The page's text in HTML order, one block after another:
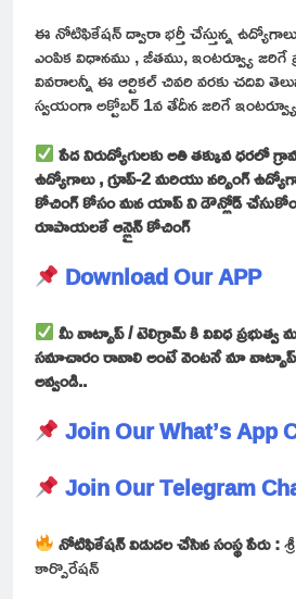
ఈ నోటిఫికేషన్ ద్వారా భర్తీ చేస్తున్న
ఎంపిక విధానము , జీతము, ఇంటర్వ్యూ జరిగే
వివరాలన్నీ ఈ ఆర్టికల్ చివరి వరకు చదివి
స్వయంగా అక్టోబర్ 1వ తేదీన జరిగే
పేద నిరుద్యోగులకు అతి తక్కువ
ఉద్యోగాలు , గ్రూప్-2 మరియు నర్సింగ్
కోచింగ్ కోసం మన యాప్ ని డౌన్లోడ్
రూపాయలకే ఆన్లైన్ కోచింగ్
Download Our APP
మీ వాట్సాప్ / టెలిగ్రామ్ కి వివిధ ప్రభుత్వ
సమాచారం రావాలి అంటే వెంటనే మా
అవ్వండి..
Join Our What’s App
Join Our Telegram
నోటిఫికేషన్ విడుదల చేసిన సంస్థ పేరు :
కార్పొరేషన్